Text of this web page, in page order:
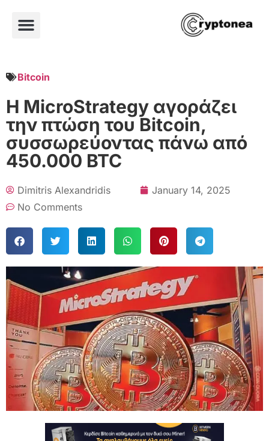
Bitcoin
Η MicroStrategy αγοράζει
την πτώση του Bitcoin,
συσσωρεύοντας πάνω από
450.000 BTC
Dimitris Alexandridis
January 14, 2025
No Comments